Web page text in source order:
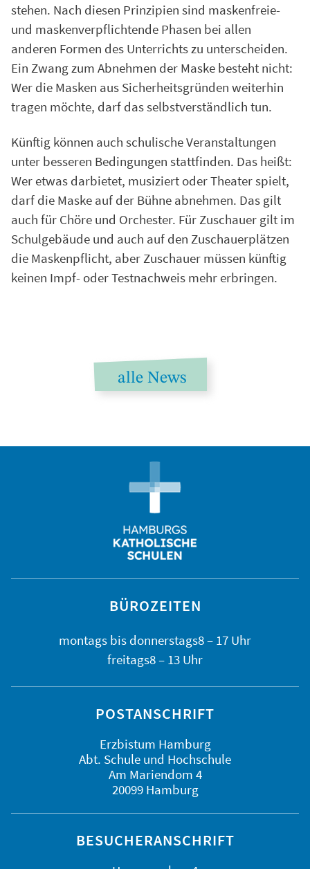
stehen. Nach diesen Prinzipien sind maskenfreie-
und maskenverpflichtende Phasen bei allen
anderen Formen des Unterrichts zu unterscheiden.
Ein Zwang zum Abnehmen der Maske besteht nicht:
Wer die Masken aus Sicherheitsgründen weiterhin
tragen möchte, darf das selbstverständlich tun.
Künftig können auch schulische Veranstaltungen
unter besseren Bedingungen stattfinden. Das heißt:
Wer etwas darbietet, musiziert oder Theater spielt,
darf die Maske auf der Bühne abnehmen. Das gilt
auch für Chöre und Orchester. Für Zuschauer gilt im
Schulgebäude und auch auf den Zuschauerplätzen
die Maskenpflicht, aber Zuschauer müssen künftig
keinen Impf- oder Testnachweis mehr erbringen.
alle News
BÜROZEITEN
montags bis donnerstags8 – 17 Uhr
freitags8 – 13 Uhr
POSTANSCHRIFT
Erzbistum Hamburg
Abt. Schule und Hochschule
Am Mariendom 4
20099 Hamburg
BESUCHERANSCHRIFT